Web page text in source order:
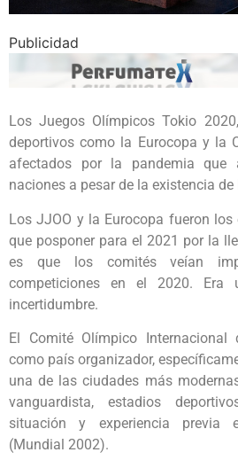
Publicidad
Los Juegos Olímpicos Tokio
deportivos como la Eurocopa y la
afectados por la pandemia que
naciones a pesar de la existencia
Los JJOO y la Eurocopa fueron los
que posponer para el 2021 por la
es que los comités veían
competiciones en el 2020. Era
incertidumbre.
El Comité Olímpico
como país organizador,
una de las ciudades más
vanguardista, estadios
situación y experiencia previa
(Mundial 2002).